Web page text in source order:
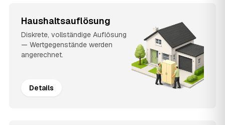
Haushaltsauflösung
Diskrete, vollständige Auflösung
— Wertgegenstände werden
angerechnet.
Details